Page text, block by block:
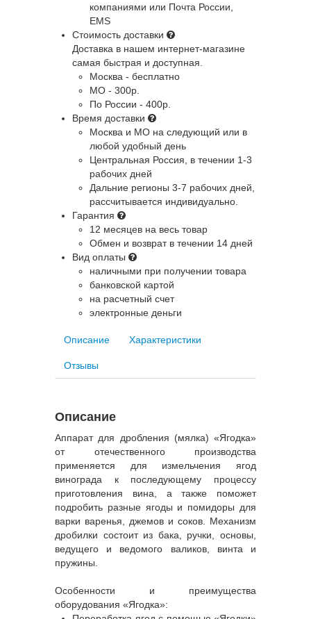
компаниями или Почта России,
EMS
Стоимость доставки
Доставка в нашем интернет-магазине
самая быстрая и доступная.
Москва - бесплатно
МО - 300р.
По России - 400р.
Время доставки
Москва и МО на следующий или в
любой удобный день
Центральная Россия , в течении 1-3
рабочих дней
Дальние регионы 3-7 рабочих дней,
рассчитывается индивидуально.
Гарантия
12 месяцев на весь товар
Обмен и возврат в течении 14 дней
Вид оплаты
наличными при получении товара
банковской картой
на расчетный счет
электронные деньги
Описание Характеристики
Отзывы
Описание
Аппарат для дробления (мялка) «Ягодка»
от отечественного производства
применяется для измельчения ягод
винограда к последующему процессу
приготовления вина, а также поможет
подробить разные ягоды и помидоры для
варки варенья, джемов и соков. Механизм
дробилки состоит из бака, ручки, основы,
ведущего и ведомого валиков, винта и
пружины.
Особенности и преимущества
оборудования «Ягодка»: